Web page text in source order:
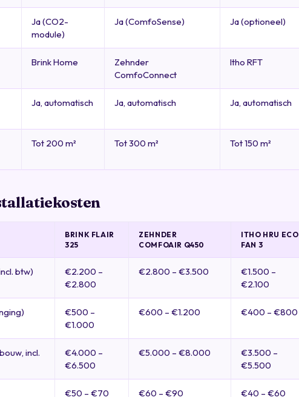
Ja (CO2-
module)
Ja (ComfoSense) Ja (optioneel)
Brink Home
Zehnder
ComfoConnect
Itho RFT
Ja, automatisch Ja, automatisch Ja, automatisch
Tot 200 m² Tot 300 m² Tot 150 m²
BRINK FLAIR
325
ZEHNDER
COMFOAIR Q450
ITHO HRU ECO
FAN 3
btw)
€2.200 –
€2.800
€2.800 – €3.500
€1.500 –
€2.100
€500 –
€1.000
€600 – €1.200 €400 – €800
incl.
€4.000 –
€6.500
€5.000 – €8.000
€3.500 –
€5.500
€50 – €70 €60 – €90 €40 – €60